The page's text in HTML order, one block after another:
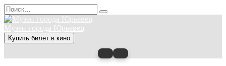
Перейти
к
содержанию
Search
for:
Музеи города Юрьевец
Купить билет в кино